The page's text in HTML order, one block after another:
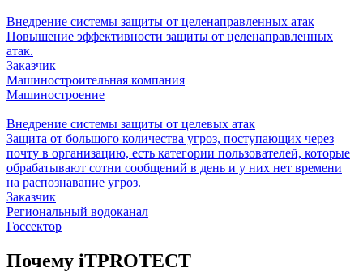
Внедрение системы защиты от целенаправленных атак
Повышение эффективности защиты от целенаправленных
атак.
Заказчик
Машиностроительная компания
Машиностроение
Внедрение системы защиты от целевых атак
Защита от большого количества угроз, поступающих через
почту в организацию, есть категории пользователей, которые
обрабатывают сотни сообщений в день и у них нет времени
на распознавание угроз.
Заказчик
Региональный водоканал
Госсектор
Почему iTPROTECT